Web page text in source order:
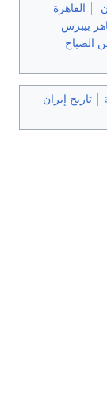
القاهرة
بيبرس
الصباح
تاريخ إيران